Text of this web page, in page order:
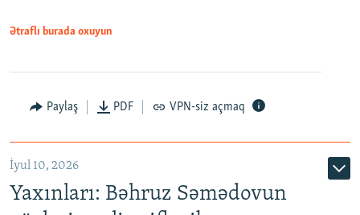
Ətraflı burada oxuyun
Paylaş PDF VPN-siz açmaq
İyul 10, 2026
Yaxınları: Bəhruz Səmədovun